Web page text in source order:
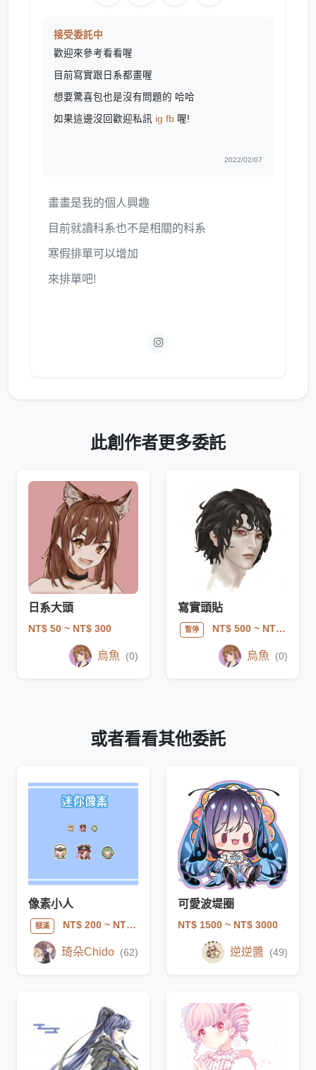
接受委託中
歡迎來參考看看喔
目前寫實跟日系都畫喔
想要驚喜包也是沒有問題的 哈哈
如果這邊沒回歡迎私訊 ig fb 喔!
2022/02/07
畫畫是我的個人興趣
目前就讀科系也不是相關的科系
寒假排單可以增加
來排單吧!
此創作者更多委託
日系大頭
NT$ 50 ~ NT$ 300
烏魚 (0)
寫實頭貼
暫停 NT$ 500~ NT$ 1000
烏魚 (0)
或者看看其他委託
像素小人
額滿 NT$ 200~ NT$ 1000
琦朵Chido (62)
可愛波堤圈
NT$ 1500 ~ NT$ 3000
逆逆醬 (49)